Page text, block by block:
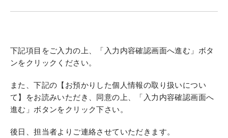
下記項目をご入力の上、「入力内容確認画面へ進む」ボタ
ンをクリックください。
また、下記の【お預かりした個人情報の取り扱いについ
て】をお読みいただき、同意の上、「入力内容確認画面へ
進む」ボタンをクリック下さい。
後日、担当者よりご連絡させていただきます。